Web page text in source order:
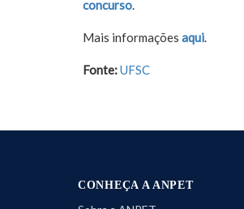
concurso.
Mais informações aqui.
Fonte:UFSC
CONHEÇA A ANPET